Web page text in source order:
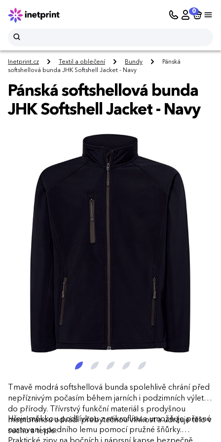
0
Inetprint.cz Textil a oblečení Bundy
Pánská
softshellová bunda JHK Softshell Jacket - Navy
Pánská softshellová bunda
JHK Softshell Jacket - Navy
Tmavě modrá softshellová bunda spolehlivě chrání před
nepříznivým počasím během jarních i podzimních výletů
do přírody. Třívrstvý funkční materiál s prodyšnou
membránou odvádí přebytečnou vlhkost a udržuje tělo v
suchu a teple.
Hřeje měkkou podšívkou z mikroflísu a umožňuje přesné
nastavení spodního lemu pomocí pružné šňůrky.